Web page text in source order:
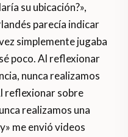
su ubicación?»,
parecía indicar
simplemente jugaba
poco. Al reflexionar
nunca realizamos
reflexionar sobre
realizamos una
me envió videos